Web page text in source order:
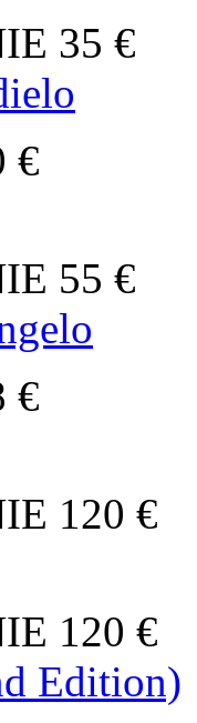
35 €
€
55 €
€
120 €
120 €
Edition)